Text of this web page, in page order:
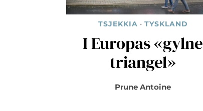
TSJEKKIA · TYSKLAND
I Europas «gylne
triangel»
Prune Antoine